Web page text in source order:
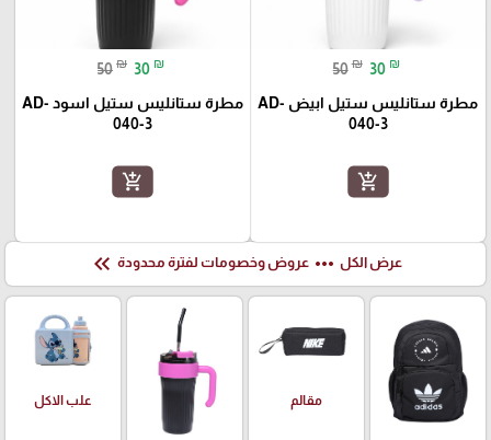
50 ₪ 30 ₪
مطرة ستانليس ستيل ابيض AD-
040-3
add_shopping_cart
50 ₪ 30 ₪
مطرة ستانليس ستيل اسود AD-
040-3
add_shopping_cart
عرض الكل more_horiz عروض وخصومات لفترة محدودة keyboard_double_arrow_left
مقالم علب الاكل